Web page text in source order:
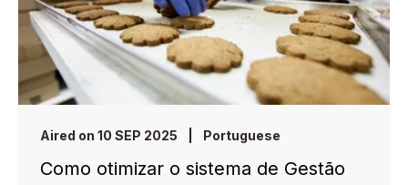
Aired on 10 SEP 2025 Portuguese
Como otimizar o sistema de Gestão